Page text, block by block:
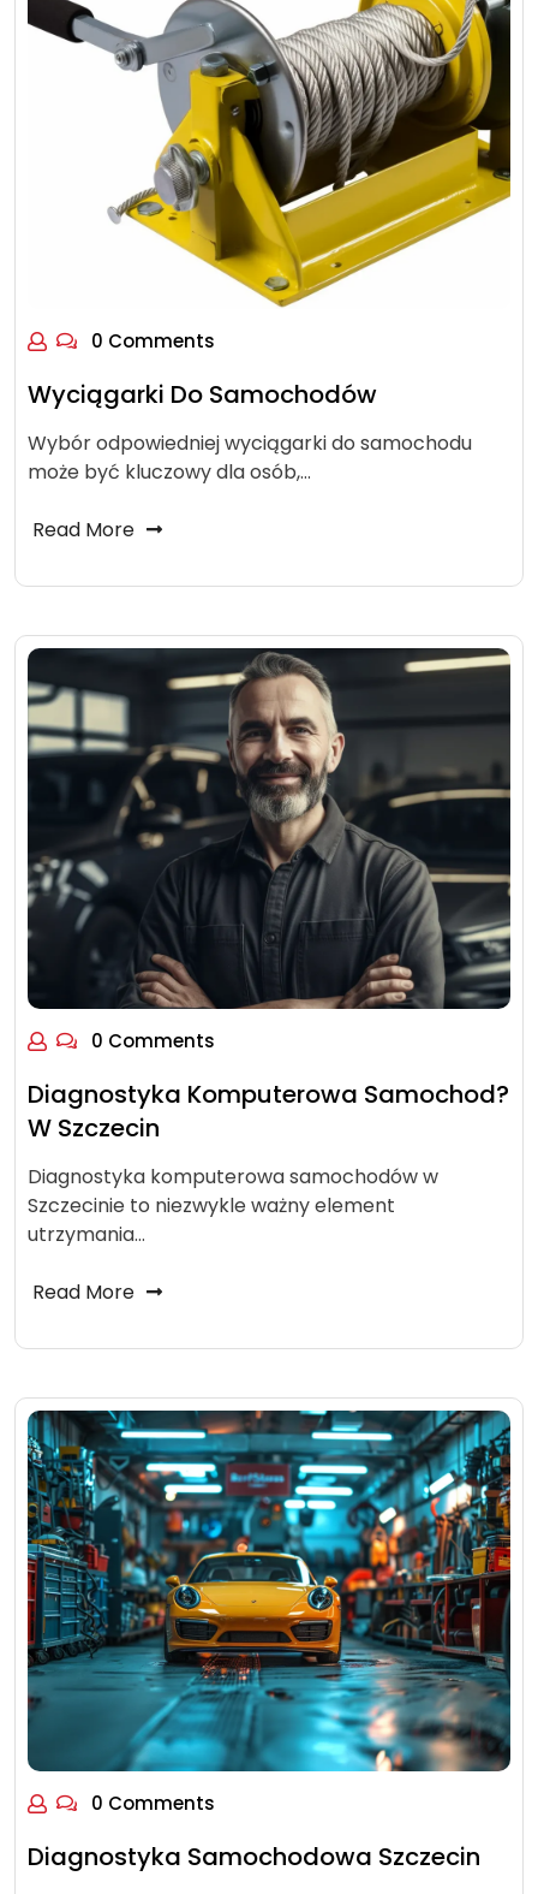
0 Comments
Wyciągarki Do Samochodów
Wybór odpowiedniej wyciągarki do samochodu
może być kluczowy dla osób,…
Read More
0 Comments
Diagnostyka Komputerowa Samochod?
W Szczecin
Diagnostyka komputerowa samochodów w
Szczecinie to niezwykle ważny element
utrzymania…
Read More
0 Comments
Diagnostyka Samochodowa Szczecin